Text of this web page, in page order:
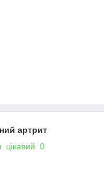
артрит
цікавий 0